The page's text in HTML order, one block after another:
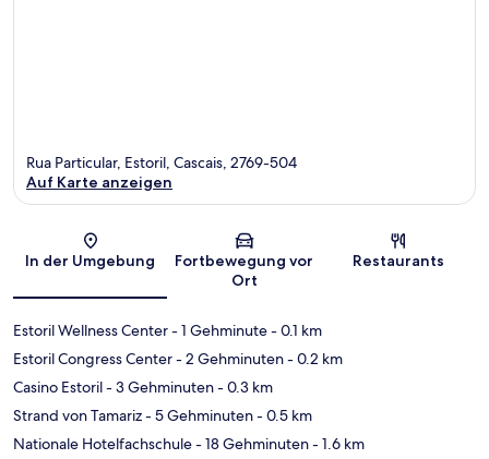
Karte
Rua Particular, Estoril, Cascais, 2769-504
Auf Karte anzeigen
In der Umgebung
Fortbewegung vor
Ort
Restaurants
Estoril Wellness Center- 1 Gehminute- 0.1 km
Estoril Congress Center- 2 Gehminuten- 0.2 km
Casino Estoril- 3 Gehminuten- 0.3 km
Strand von Tamariz- 5 Gehminuten- 0.5 km
Nationale Hotelfachschule- 18 Gehminuten- 1.6 km